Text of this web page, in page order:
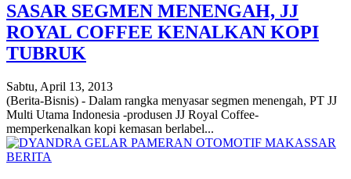
SASAR SEGMEN MENENGAH, JJ
ROYAL COFFEE KENALKAN KOPI
TUBRUK
Sabtu, April 13, 2013
(Berita-Bisnis) - Dalam rangka menyasar segmen menengah, PT JJ
Multi Utama Indonesia -produsen JJ Royal Coffee-
memperkenalkan kopi kemasan berlabel...
BERITA